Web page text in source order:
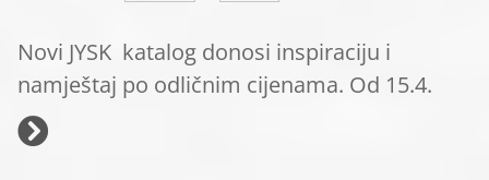
Novi JYSK katalog donosi inspiraciju i
namještaj po odličnim cijenama. Od 15.4.